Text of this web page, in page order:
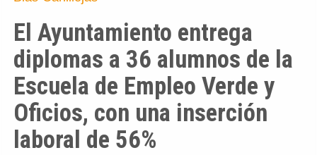
El Ayuntamiento entrega
diplomas a 36 alumnos de la
Escuela de Empleo Verde y
Oficios, con una inserción
laboral de 56%